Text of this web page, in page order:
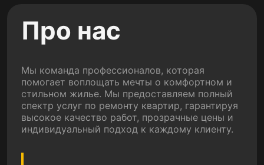
Про нас
Мы команда профессионалов, которая
помогает воплощать мечты о комфортном и
стильном жилье. Мы предоставляем полный
спектр услуг по ремонту квартир, гарантируя
высокое качество работ, прозрачные цены и
индивидуальный подход к каждому клиенту.